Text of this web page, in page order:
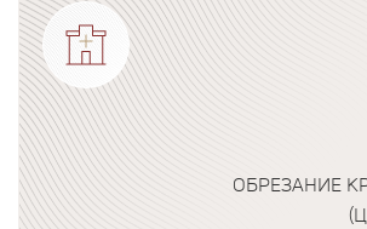
ОБРЕЗАНИЕ